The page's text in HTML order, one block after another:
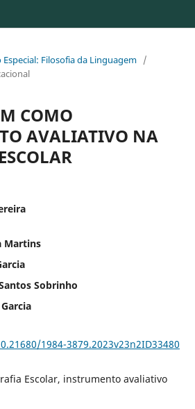
Filosofia da Linguagem /
COMO
AVALIATIVO NA
Martins
Sobrinho
1984-3879.2023v23n2ID33480
Escolar, instrumento avaliativo